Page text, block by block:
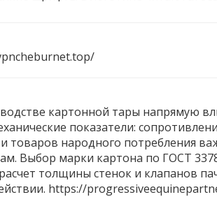
картонной тары напрямую
показатели:
товаров народного потребления
Выбор марки картона по ГОСТ
толщины стенок и клапанов
https://